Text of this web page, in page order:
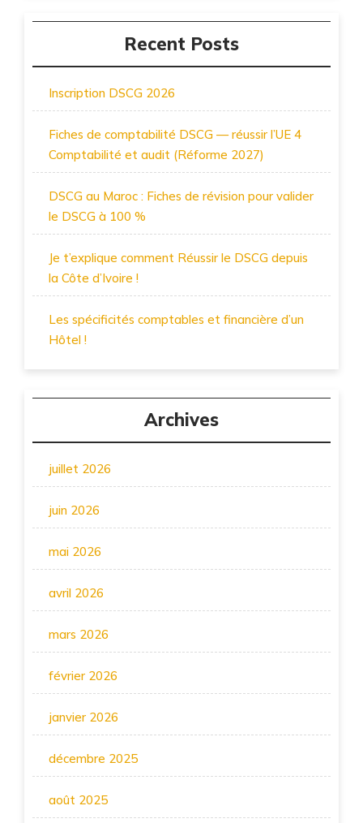
Recent Posts
Inscription DSCG 2026
Fiches de comptabilité DSCG — réussir l’UE 4
Comptabilité et audit (Réforme 2027)
DSCG au Maroc : Fiches de révision pour valider
le DSCG à 100 %
Je t’explique comment Réussir le DSCG depuis
la Côte d’Ivoire !
Les spécificités comptables et financière d’un
Hôtel !
Archives
juillet 2026
juin 2026
mai 2026
avril 2026
mars 2026
février 2026
janvier 2026
décembre 2025
août 2025